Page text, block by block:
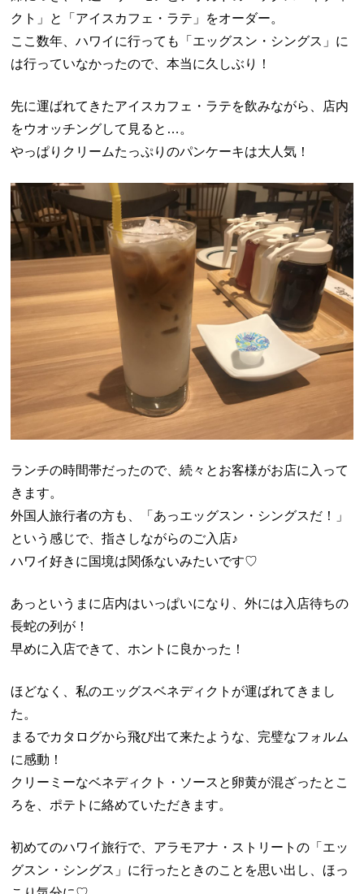
クト」と「アイスカフェ・ラテ」をオーダー。
ここ数年、ハワイに行っても「エッグスン・シングス」に
は行っていなかったので、本当に久しぶり！
先に運ばれてきたアイスカフェ・ラテを飲みながら、店内
をウオッチングして見ると…。
やっぱりクリームたっぷりのパンケーキは大人気！
ランチの時間帯だったので、続々とお客様がお店に入って
きます。
外国人旅行者の方も、「あっエッグスン・シングスだ！」
という感じで、指さしながらのご入店♪
ハワイ好きに国境は関係ないみたいです♡
あっというまに店内はいっぱいになり、外には入店待ちの
長蛇の列が！
早めに入店できて、ホントに良かった！
ほどなく、私のエッグスベネディクトが運ばれてきまし
た。
まるでカタログから飛び出て来たような、完璧なフォルム
に感動！
クリーミーなベネディクト・ソースと卵黄が混ざったとこ
ろを、ポテトに絡めていただきます。
初めてのハワイ旅行で、アラモアナ・ストリートの「エッ
グスン・シングス」に行ったときのことを思い出し、ほっ